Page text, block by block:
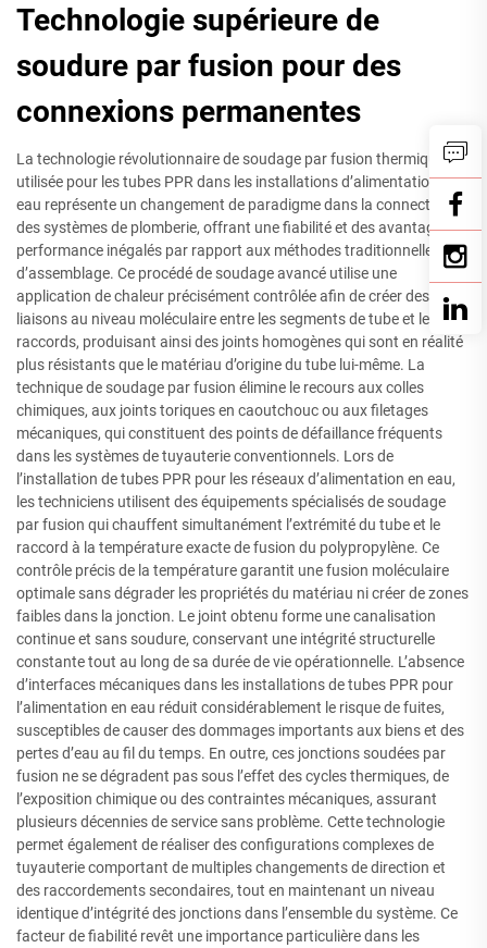
Technologie supérieure de
soudure par fusion pour des
connexions permanentes
La technologie révolutionnaire de soudage par fusion thermique
utilisée pour les tubes PPR dans les installations d’alimentation en
eau représente un changement de paradigme dans la connectivité
des systèmes de plomberie, offrant une fiabilité et des avantages de
performance inégalés par rapport aux méthodes traditionnelles
d’assemblage. Ce procédé de soudage avancé utilise une
application de chaleur précisément contrôlée afin de créer des
liaisons au niveau moléculaire entre les segments de tube et les
raccords, produisant ainsi des joints homogènes qui sont en réalité
plus résistants que le matériau d’origine du tube lui-même. La
technique de soudage par fusion élimine le recours aux colles
chimiques, aux joints toriques en caoutchouc ou aux filetages
mécaniques, qui constituent des points de défaillance fréquents
dans les systèmes de tuyauterie conventionnels. Lors de
l’installation de tubes PPR pour les réseaux d’alimentation en eau,
les techniciens utilisent des équipements spécialisés de soudage
par fusion qui chauffent simultanément l’extrémité du tube et le
raccord à la température exacte de fusion du polypropylène. Ce
contrôle précis de la température garantit une fusion moléculaire
optimale sans dégrader les propriétés du matériau ni créer de zones
faibles dans la jonction. Le joint obtenu forme une canalisation
continue et sans soudure, conservant une intégrité structurelle
constante tout au long de sa durée de vie opérationnelle. L’absence
d’interfaces mécaniques dans les installations de tubes PPR pour
l’alimentation en eau réduit considérablement le risque de fuites,
susceptibles de causer des dommages importants aux biens et des
pertes d’eau au fil du temps. En outre, ces jonctions soudées par
fusion ne se dégradent pas sous l’effet des cycles thermiques, de
l’exposition chimique ou des contraintes mécaniques, assurant
plusieurs décennies de service sans problème. Cette technologie
permet également de réaliser des configurations complexes de
tuyauterie comportant de multiples changements de direction et
des raccordements secondaires, tout en maintenant un niveau
identique d’intégrité des jonctions dans l’ensemble du système. Ce
facteur de fiabilité revêt une importance particulière dans les